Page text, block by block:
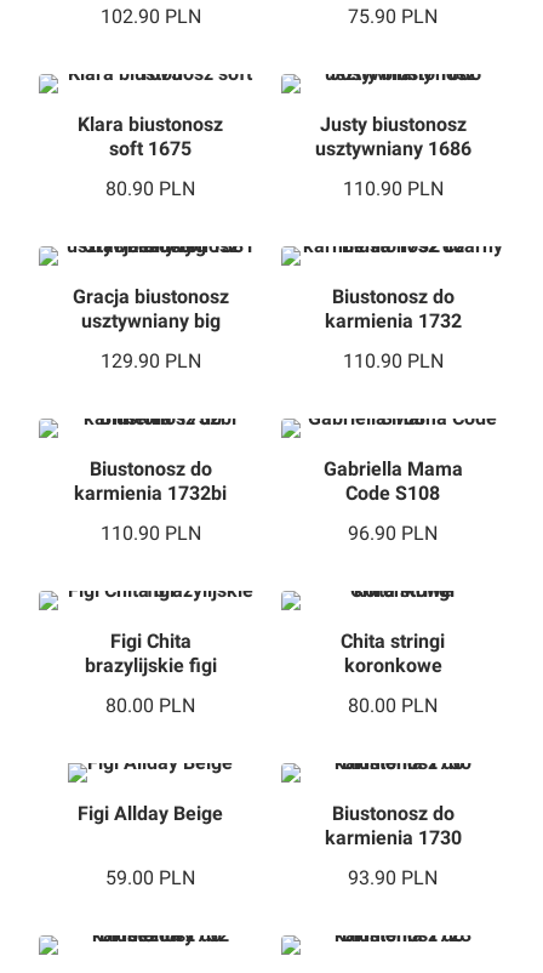
102.90 PLN
75.90 PLN
Klara biustonosz
soft 1675
80.90 PLN
Justy biustonosz
usztywniany 1686
110.90 PLN
Gracja biustonosz
usztywniany big
129.90 PLN
Biustonosz do
karmienia 1732
110.90 PLN
Biustonosz do
karmienia 1732bi
110.90 PLN
Gabriella Mama
Code S108
96.90 PLN
Figi Chita
brazylijskie figi
80.00 PLN
Chita stringi
koronkowe
80.00 PLN
Figi Allday Beige
59.00 PLN
Biustonosz do
karmienia 1730
93.90 PLN